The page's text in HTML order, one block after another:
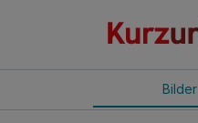
Bilder